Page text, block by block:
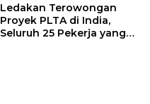
Ledakan Terowongan
Proyek PLTA di India,
Seluruh 25 Pekerja yang